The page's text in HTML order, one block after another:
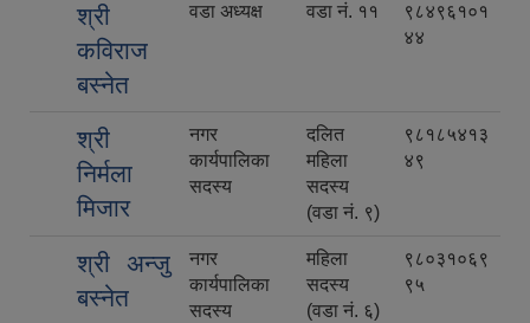
श्री
कविराज
बस्नेत
वडा अध्यक्ष वडा नं. ११
९८४९६१०१
४४
श्री
निर्मला
मिजार
नगर
कार्यपालिका
सदस्य
दलित
महिला
सदस्य
(वडा नं. ९)
९८१८५४१३
४९
श्री अन्जु
बस्नेत
नगर
कार्यपालिका
सदस्य
महिला
सदस्य
(वडा नं. ६)
९८०३१०६९
९५